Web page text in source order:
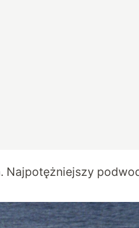
Najpotężniejszy